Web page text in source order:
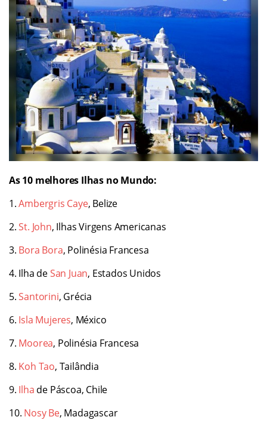
As 10 melhores Ilhas no Mundo:
1.Ambergris Caye, Belize
2.St. John, Ilhas Virgens Americanas
3. Bora Bora, Polinésia Francesa
4. Ilha deSan Juan, Estados Unidos
5.Santorini, Grécia
6. Isla Mujeres, México
7. Moorea, Polinésia Francesa
8. Koh Tao, Tailândia
9. Ilha de Páscoa, Chile
10. Nosy Be, Madagascar